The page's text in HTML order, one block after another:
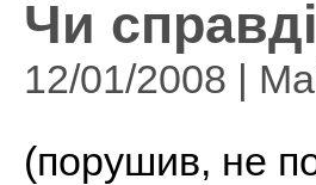
Чи
12/01/2008 |
(порушив, не